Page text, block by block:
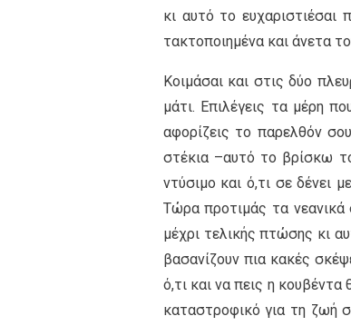
κι αυτό το
τακτοποιημένα και άνετα
Κοιμάσαι και στις δύο
μάτι. Επιλέγεις τα μέρη
αφορίζεις το παρελθόν
στέκια –αυτό το βρίσκω
ντύσιμο και ό,τι σε δένει
Τώρα προτιμάς τα νεανικά
μέχρι τελικής πτώσης κι
βασανίζουν πια κακές
ό,τι και να πεις η κουβέντα
καταστροφικό για τη ζωή